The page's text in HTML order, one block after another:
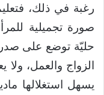
رغبة في ذلك،
صورة تجميلية
حليّة توضع على
الزواج والعمل،
يسهل استغلالها